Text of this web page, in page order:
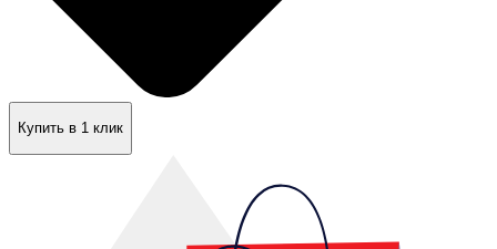
Купить в 1 клик